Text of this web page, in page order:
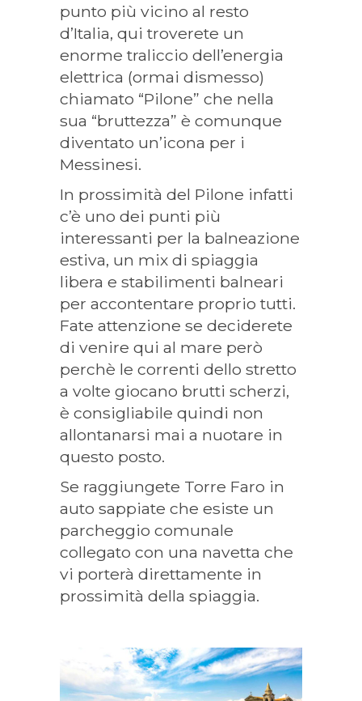
punto più vicino al resto
d’Italia, qui troverete un
enorme traliccio dell’energia
elettrica (ormai dismesso)
chiamato “Pilone” che nella
sua “bruttezza” è comunque
diventato un’icona per i
Messinesi.
In prossimità del Pilone infatti
c’è uno dei punti più
interessanti per la balneazione
estiva, un mix di spiaggia
libera e stabilimenti balneari
per accontentare proprio tutti.
Fate attenzione se deciderete
di venire qui al mare però
perchè le correnti dello stretto
a volte giocano brutti scherzi,
è consigliabile quindi non
allontanarsi mai a nuotare in
questo posto.
Se raggiungete Torre Faro in
auto sappiate che esiste un
parcheggio comunale
collegato con una navetta che
vi porterà direttamente in
prossimità della spiaggia.